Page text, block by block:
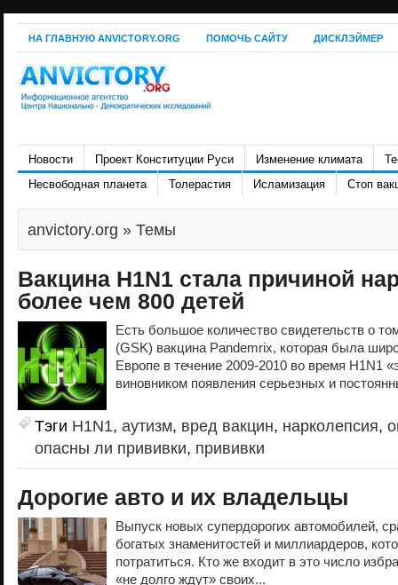
НА ГЛАВНУЮ ANVICTORY.ORG ПОМОЧЬ САЙТУ ДИСКЛЭЙМЕР
Новости Проект Конституции Руси Изменение климата
Несвободная планета
Толерастия Исламизация Стоп
anvictory.org » Темы
Вакцина H1N1 стала причиной
более чем 800 детей
Есть большое количество свидетельств о
(GSK) вакцина Pandemrix, которая была
Европе в течение 2009-2010 во время H1N1
виновником появления серьезных и
Тэги H1N1, аутизм, вред вакцин, нарколепсия,
опасны ли прививки, прививки
Дорогие авто и их владельцы
Выпуск новых супердорогих автомобилей,
богатых знаменитостей и миллиардеров,
потратиться. Кто же входит в это число
«не долго ждут» своих...